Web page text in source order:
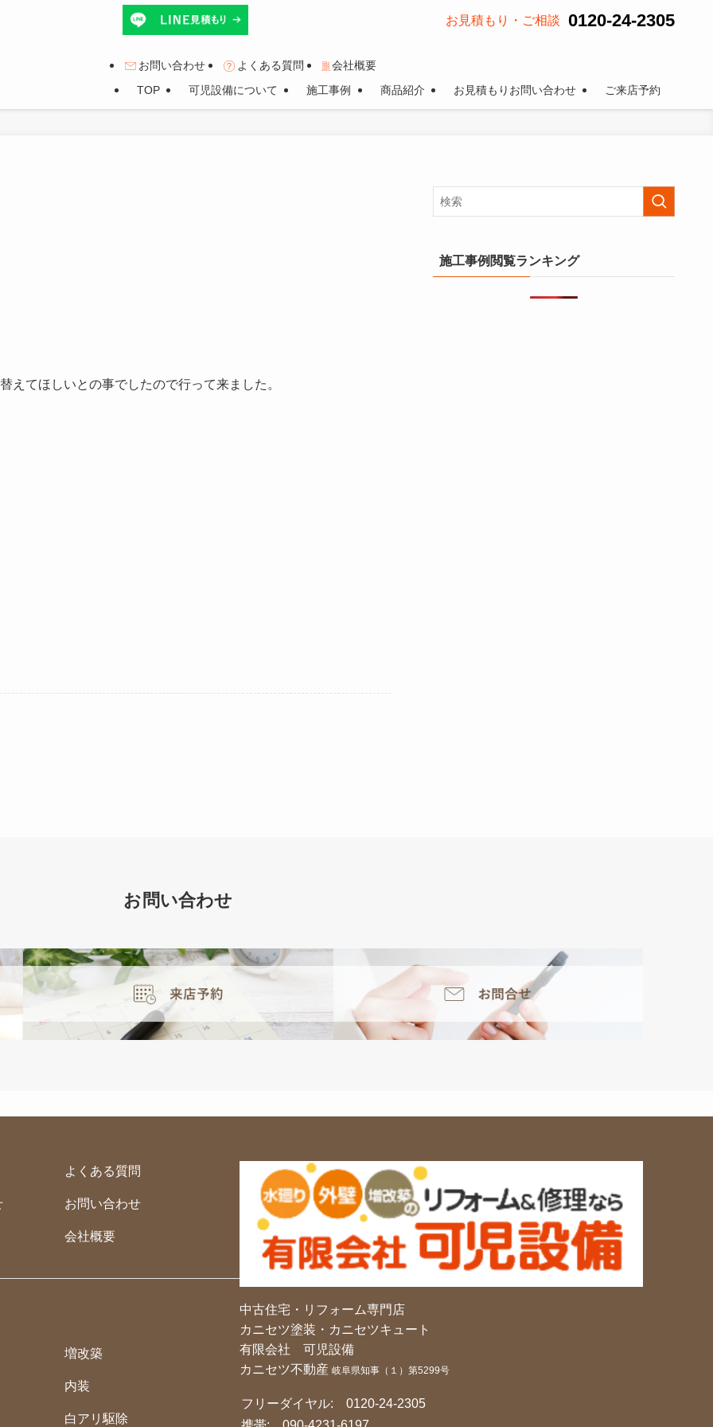
TOP 可児設備について 施工事例 商品紹介 お見積もりお問い合わせ ご来店予約
お見積もり・ご相談 0120-24-2305
お問い合わせ よくある質問 会社概要
えてほしいとの事でしたので行って来ました。
施工事例閲覧ランキング
お問い合わせ
よくある質問
お問い合わせ
会社概要
増改築
内装
白アリ駆除
中古住宅・リフォーム専門店
カニセツ塗装・カニセツキュート
有限会社 可児設備
カニセツ不動産 岐阜県知事（１）第5299号
フリーダイヤル: 0120-24-2305